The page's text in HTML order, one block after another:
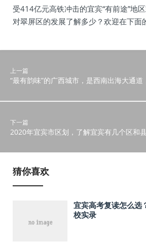
受414亿元高铁冲击的宜宾“有前途”地
对翠屏区的发展了解多少？欢迎在下面
上一篇
“最有韵味”的广西城市，是西南出海大通
下一篇
2020年宜宾市区划，了解宜宾有几个区和
猜你喜欢
宜宾高考复读怎么选
校实录